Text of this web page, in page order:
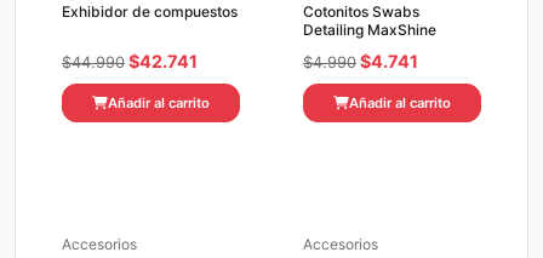
Exhibidor de compuestos
$44.990 El
precio
original
$42.741
precio
actual
Añadir al carrito
Cotonitos Swabs
Detailing MaxShine
$4.990 El
precio
original
$4.741
precio
actual
Añadir al carrito
Accesorios
Accesorios